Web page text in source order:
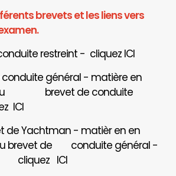
brevets et les liens vers
restreint - cliquez ICI
conduite général - matière en
au brevet de conduite
ICI
de Yachtman - matièr en en
brevet de
conduite général -
cliquez ICI